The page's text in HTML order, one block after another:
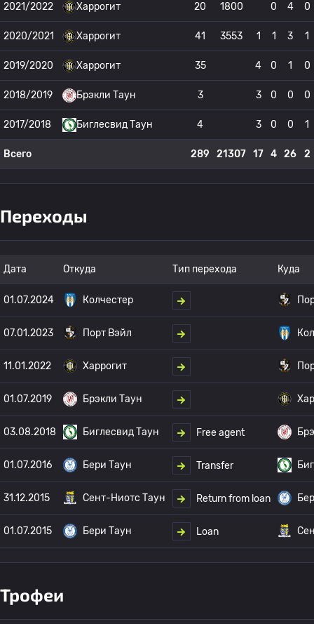
2021/2022 Харрогит 20 1800 0 4 0
2020/2021 Харрогит 41 3553 1 1 3 1
2019/2020 Харрогит 35 4 0 1 0
2018/2019 Брэкли Таун 3 3 0 0 0
2017/2018 Биглесвид Таун 4 3 0 0 1
Всего 289 21307 17 4 26 2
Переходы
Дата Откуда Тип перехода Куда
01.07.2024 Колчестер
07.01.2023 Порт Вэйл
11.01.2022 Харрогит
01.07.2019 Брэкли Таун
03.08.2018 Биглесвид Таун Free agent
01.07.2016 Бери Таун Transfer
31.12.2015 Сент-Ниотс Таун Return from loan
01.07.2015 Бери Таун Loan
Трофеи